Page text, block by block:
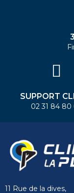
SUPPORT
02 31 84 80
11 Rue de la dives,